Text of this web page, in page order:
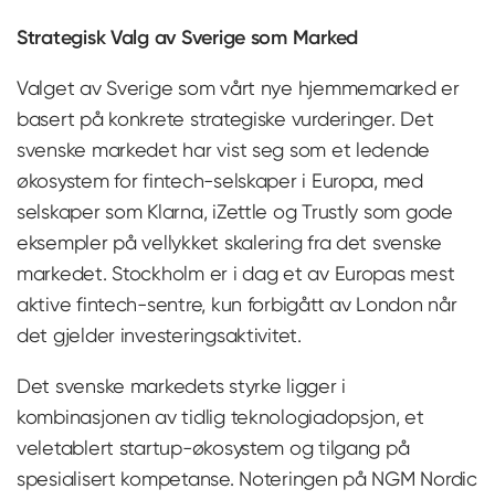
Strategisk Valg av Sverige som Marked
Valget av Sverige som vårt nye hjemmemarked er
basert på konkrete strategiske vurderinger. Det
svenske markedet har vist seg som et ledende
økosystem for fintech-selskaper i Europa, med
selskaper som Klarna, iZettle og Trustly som gode
eksempler på vellykket skalering fra det svenske
markedet. Stockholm er i dag et av Europas mest
aktive fintech-sentre, kun forbigått av London når
det gjelder investeringsaktivitet.
Det svenske markedets styrke ligger i
kombinasjonen av tidlig teknologiadopsjon, et
veletablert startup-økosystem og tilgang på
spesialisert kompetanse. Noteringen på NGM Nordic